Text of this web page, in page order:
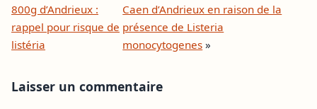
800g d’Andrieux :
rappel pour risque de
listéria
Caen d’Andrieux en raison de la
présence de Listeria
monocytogenes »
Laisser un commentaire